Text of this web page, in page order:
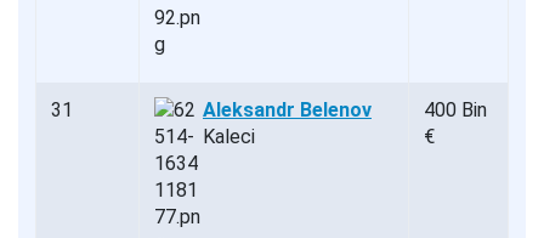
31
Aleksandr Belenov
Kaleci
400 Bin
€